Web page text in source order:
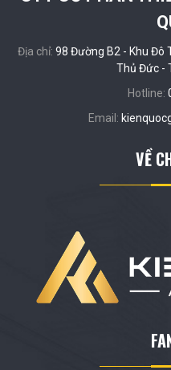
Địa chỉ: 98 Đường B2 - Khu Đô
Thủ Đức -
Hotline:
Email:
VỀ